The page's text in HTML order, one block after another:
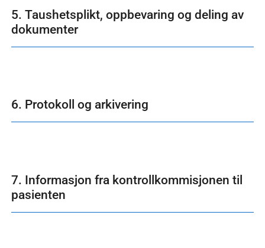
5. Taushetsplikt, oppbevaring og deling av
dokumenter
6. Protokoll og arkivering
7. Informasjon fra kontrollkommisjonen til
pasienten